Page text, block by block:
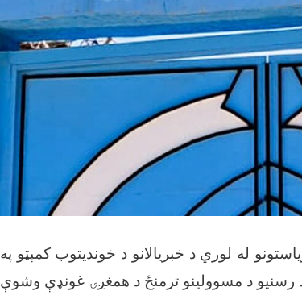
له لوري د خبریالانو د خوندیتوب کمېټو په